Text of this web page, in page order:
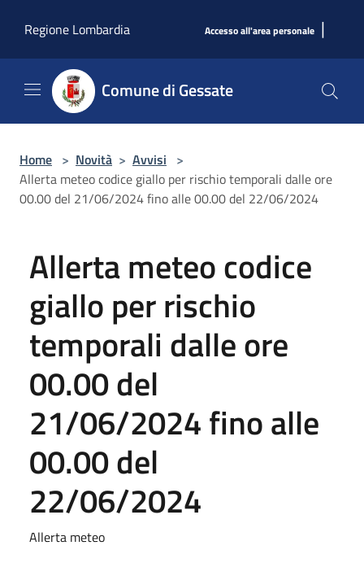
Regione Lombardia
Accesso all'area personale |
Comune di Gessate
Home > Novità > Avvisi >
Allerta meteo codice giallo per rischio temporali dalle ore
00.00 del 21/06/2024 fino alle 00.00 del 22/06/2024
Allerta meteo codice
giallo per rischio
temporali dalle ore
00.00 del
21/06/2024 fino alle
00.00 del
22/06/2024
Allerta meteo